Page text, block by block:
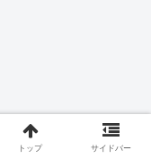
トップ サイドバー